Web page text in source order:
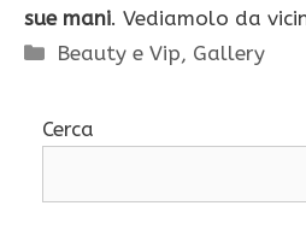
sue mani. Vediamolo da
Categorie
Beauty e Vip, Gallery
Cerca